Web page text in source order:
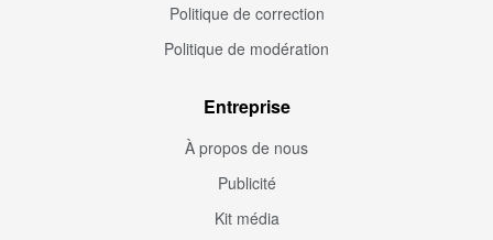
Politique de correction
Politique de modération
Entreprise
À propos de nous
Publicité
Kit média